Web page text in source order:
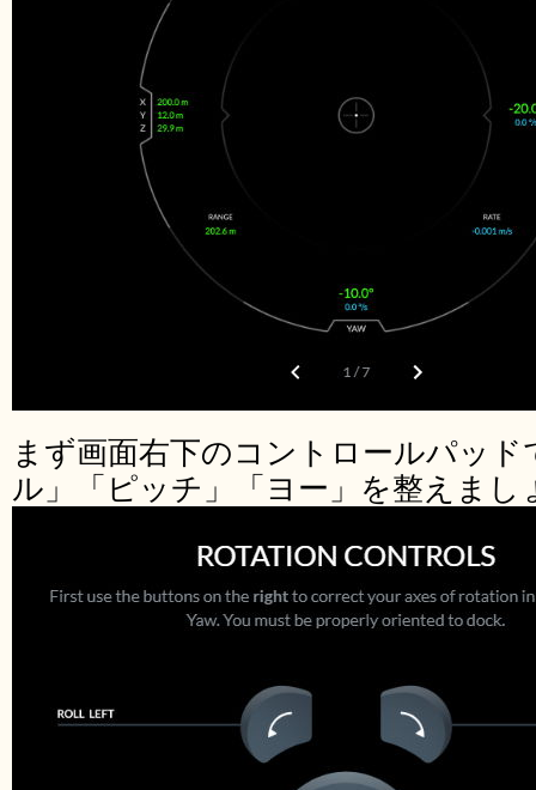
まず画面右下のコントロールパッ
ル」「ピッチ」「ヨー」を整えまし